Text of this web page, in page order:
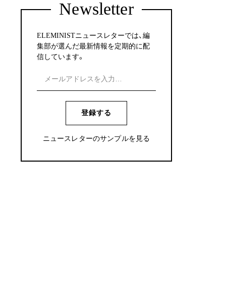
Newsletter
ELEMINISTニュースレターでは、編
集部が選んだ最新情報を定期的に配
信しています。
登録する
ニュースレターのサンプルを見る